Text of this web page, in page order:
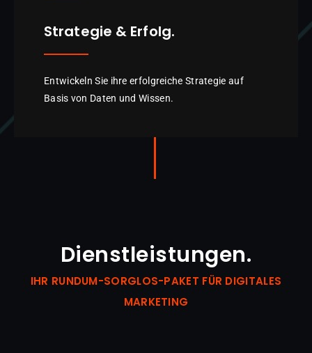
Strategie & Erfolg.
Entwickeln Sie ihre erfolgreiche Strategie auf
Basis von Daten und Wissen.
Dienstleistungen.
IHR RUNDUM-SORGLOS-PAKET FÜR DIGITALES
MARKETING